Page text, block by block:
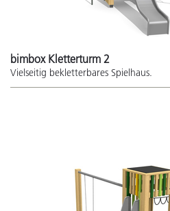
bimbox Kletterturm 2
Vielseitig bekletterbares Spielhaus.